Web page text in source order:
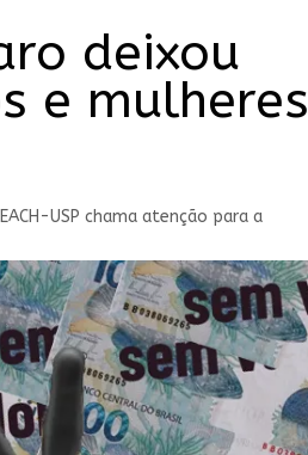
deixou
e mulheres
USP chama atenção para a